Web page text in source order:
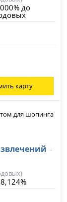
до
карту
-